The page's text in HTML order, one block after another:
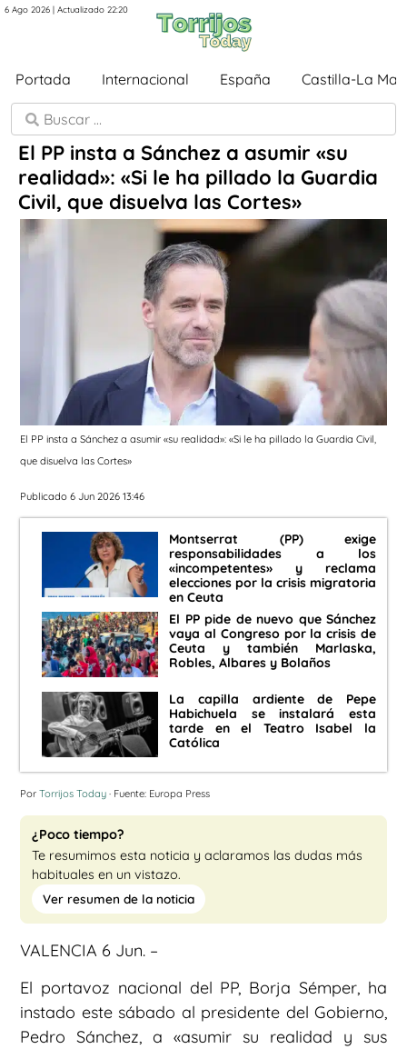
6 Ago 2026 | Actualizado 22:20
Portada Internacional España Castilla-La
El PP insta a Sánchez a asumir «su
realidad»: «Si le ha pillado la Guardia
Civil, que disuelva las Cortes»
El PP insta a Sánchez a asumir «su realidad»: «Si le ha pillado la Guardia Civil,
que disuelva las Cortes»
Publicado 6 Jun 2026 13:46
Montserrat (PP) exige
responsabilidades a los
«incompetentes» y reclama
elecciones por la crisis migratoria
en Ceuta
El PP pide de nuevo que Sánchez
vaya al Congreso por la crisis de
Ceuta y también Marlaska,
Robles, Albares y Bolaños
La capilla ardiente de Pepe
Habichuela se instalará esta
tarde en el Teatro Isabel la
Católica
Por Torrijos Today · Fuente: Europa Press
¿Poco tiempo?
Te resumimos esta noticia y aclaramos las dudas más
habituales en un vistazo.
Ver resumen de la noticia
VALENCIA 6 Jun. –
El portavoz nacional del PP, Borja Sémper, ha
instado este sábado al presidente del Gobierno,
Pedro Sánchez, a «asumir su realidad y sus